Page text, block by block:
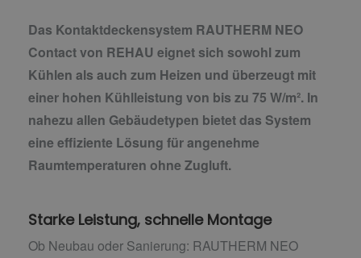
Das Kontaktdeckensystem RAUTHERM NEO
Contact von REHAU eignet sich sowohl zum
Kühlen als auch zum Heizen und überzeugt mit
einer hohen Kühlleistung von bis zu 75 W/m². In
nahezu allen Gebäudetypen bietet das System
eine effiziente Lösung für angenehme
Raumtemperaturen ohne Zugluft.
Starke Leistung, schnelle Montage
Ob Neubau oder Sanierung: RAUTHERM NEO